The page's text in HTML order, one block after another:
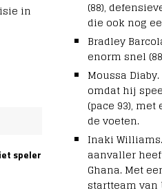
(88),
die ook nog
Bradley
enorm snel
Moussa
omdat hij
(pace 93),
de voeten.
Inaki
aanvaller
Ghana. Met
startteam van
in
speler